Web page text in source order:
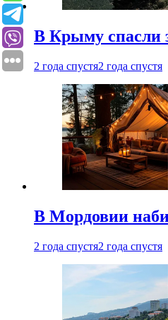
В Крыму спасли
2 года спустя2 года спустя
В Мордовии
2 года спустя2 года спустя